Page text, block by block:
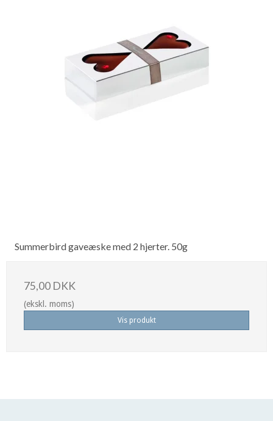
Summerbird gaveæske med 2 hjerter. 50g
75,00 DKK
(ekskl. moms)
Vis produkt